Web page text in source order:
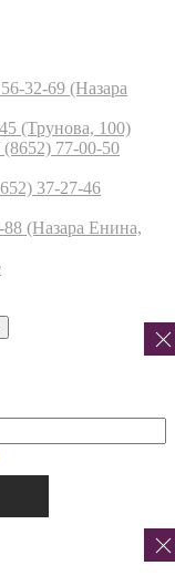
32-69 (Назара
(Трунова, 100)
77-00-50
37-27-46
88 (Назара Енина,